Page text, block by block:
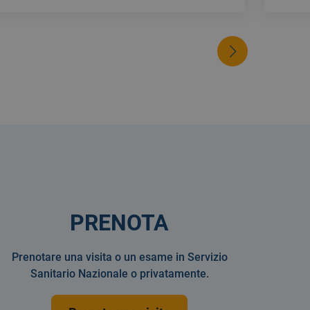
PRENOTA
Prenotare una visita o un esame in Servizio
Sanitario Nazionale o privatamente.